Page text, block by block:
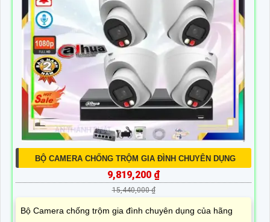
BỘ CAMERA CHỐNG TRỘM GIA ĐÌNH CHUYÊN DỤNG
9,819,200 ₫
15,440,000 ₫
Bộ Camera chống trộm gia đình chuyên dụng của hãng